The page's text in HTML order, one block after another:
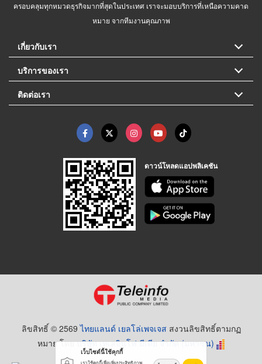
ครอบคลุมทุกหมวดธุรกิจมากที่สุดในประเทศ เราจะมอบบริการที่เหนือความคาด
หมาย จากทีมงานคุณภาพ
เกี่ยวกับเรา
บริการของเรา
ติดต่อเรา
ดาวน์โหลดแอปพลิเคชัน
ลิขสิทธิ์ © 2569ไทยแลนด์ เยลโล่เพจเจส สงวนลิขสิทธิ์ตามกฏ
หมาย โดยบริษัท เทเลอินโฟ มีเดีย จำกัด (มหาชน)
เว็บไซต์นี้ใช้คุกกี้
เราใช้คุกกี้เพื่อเพิ่มประสิทธิภาพ